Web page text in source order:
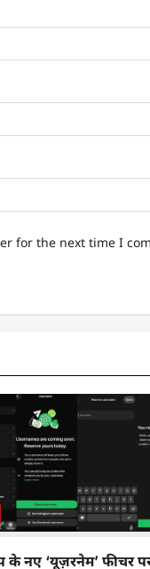
for the next time I
के नए ‘यूज़रनेम’ फीचर